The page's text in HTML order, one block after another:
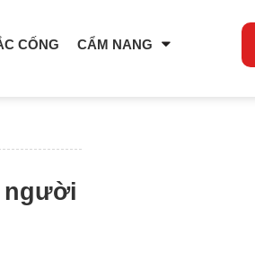
CỐNG CẨM NANG
người